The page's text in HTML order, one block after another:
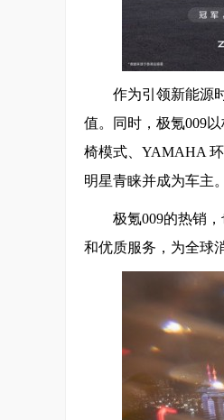
作为引领新能源
值。同时，极氪009
椅模式、YAMAHA
明星青睐并成为车主
极氪009的热销
和优质服务，为全球